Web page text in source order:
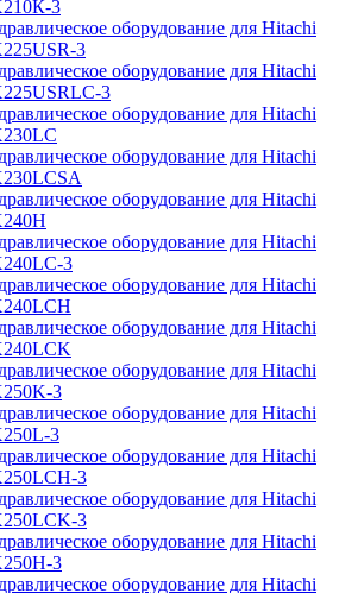
3
оборудование для Hitachi
3
оборудование для Hitachi
3
оборудование для Hitachi
оборудование для Hitachi
оборудование для Hitachi
оборудование для Hitachi
3
оборудование для Hitachi
оборудование для Hitachi
оборудование для Hitachi
3
оборудование для Hitachi
3
оборудование для Hitachi
3
оборудование для Hitachi
3
оборудование для Hitachi
3
оборудование для Hitachi